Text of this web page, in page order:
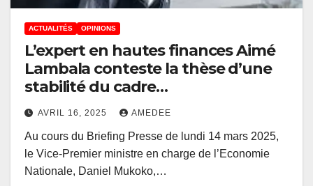
ACTUALITÉS OPINIONS
L’expert en hautes finances Aimé
Lambala conteste la thèse d’une
stabilité du cadre
macroéconomique en RDC
défendue par le VPM Daniel
Mukoko
AVRIL 16, 2025 AMEDEE
Au cours du Briefing Presse de lundi 14 mars 2025,
le Vice-Premier ministre en charge de l’Economie
Nationale, Daniel Mukoko,…